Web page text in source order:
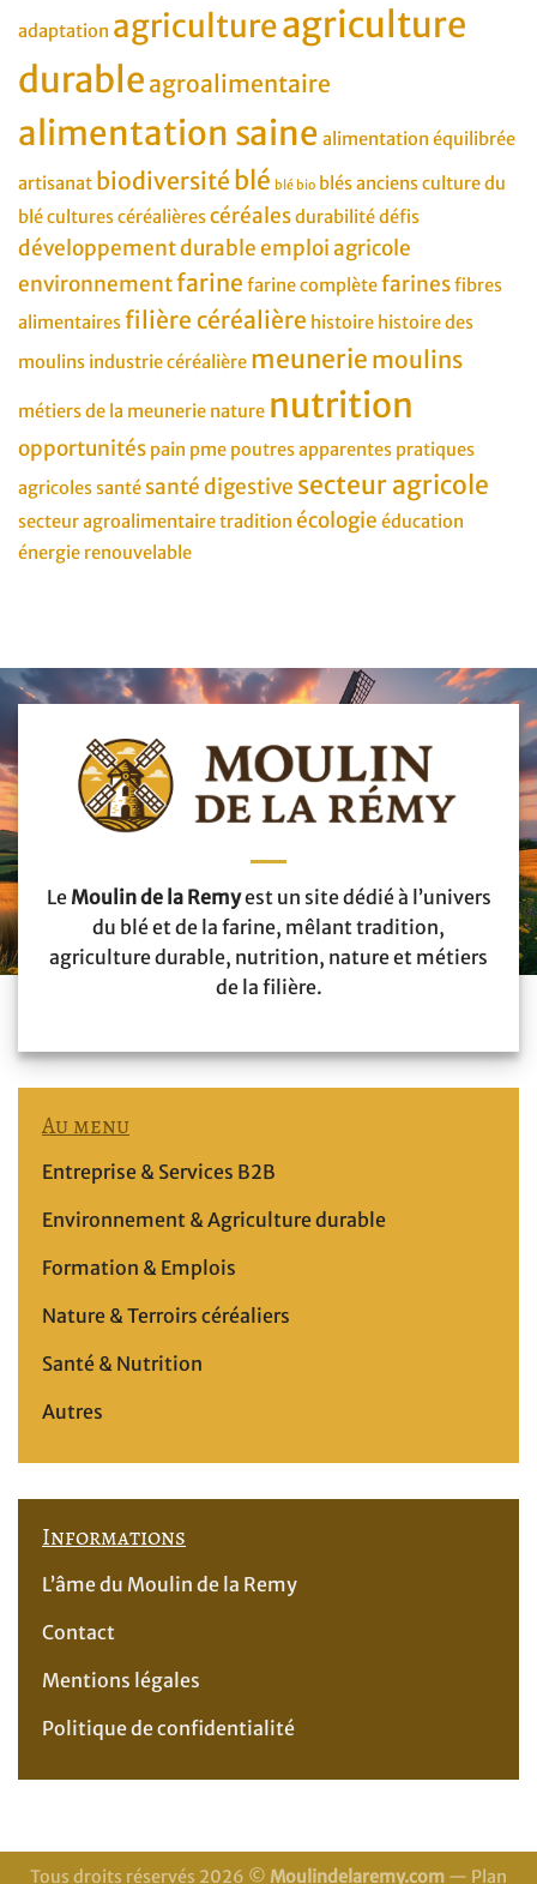
adaptation agricultureagriculture
durable agroalimentaire
alimentation saine alimentation équilibrée
artisanat biodiversité blé blé bio blés anciensculture du
blécultures céréalièrescéréalesdurabilitédéfis
développement durableemploi agricole
environnementfarine farine complètefarinesfibres
alimentairesfilière céréalière histoire histoire des
moulins industrie céréalière meunerie moulins
métiers de la meunerie nature nutrition
opportunités pain pme poutres apparentes pratiques
agricolessanté santé digestive secteur agricole
secteur agroalimentairetradition écologie éducation
énergie renouvelable
Le Moulin de la Remyest un site dédié à l’univers
du blé et de la farine, mêlant tradition,
agriculture durable, nutrition, nature et métiers
de la filière.
Au menu
Entreprise & Services B2B
Environnement & Agriculture durable
Formation & Emplois
Nature & Terroirs céréaliers
Santé & Nutrition
Autres
Informations
L’âme du Moulin de la Remy
Contact
Mentions légales
Politique de confidentialité
Tous droits réservés 2026 © Moulindelaremy.com — Plan